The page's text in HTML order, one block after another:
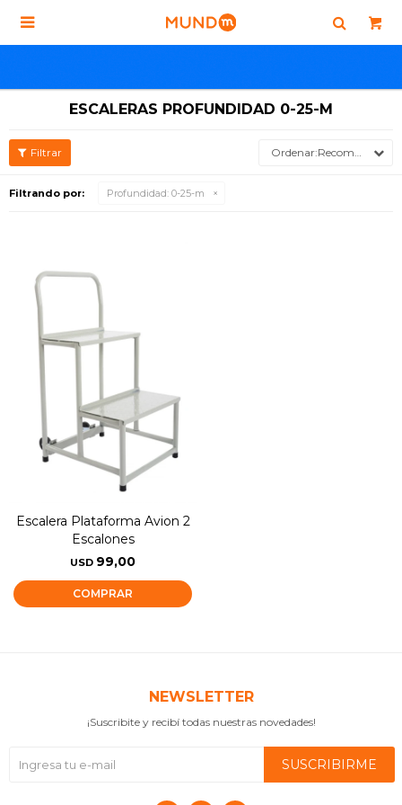

ESCALERAS PROFUNDIDAD 0-25-M
Recomendados
Filtrando por: Profundidad: 0-25-m
Escalera Plataforma Avion 2
Escalones
USD 99,00
NEWSLETTER
¡Suscribite y recibí todas nuestras novedades!
SUSCRIBIRME